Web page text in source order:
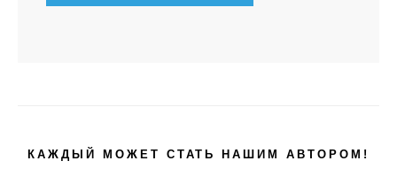
КАЖДЫЙ МОЖЕТ СТАТЬ НАШИМ АВТОРОМ!